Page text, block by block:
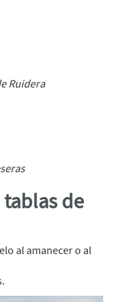
Ruidera
tablas de
al amanecer o al